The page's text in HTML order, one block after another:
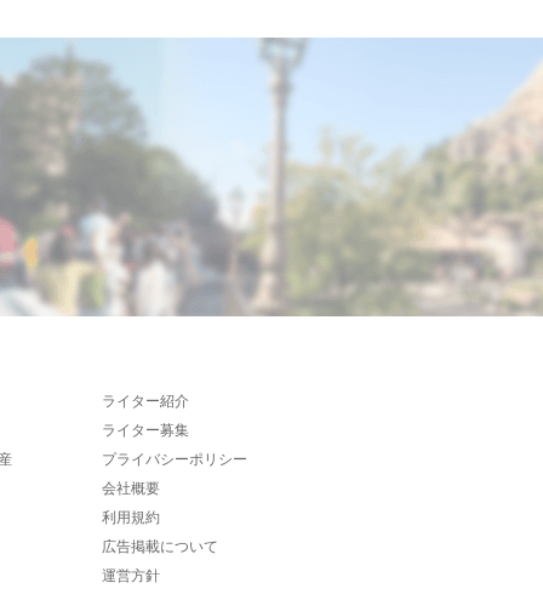
ライター紹介
ライター募集
プライバシーポリシー
会社概要
利用規約
広告掲載について
運営方針